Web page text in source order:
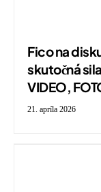
Fico na
skutočná
VIDEO,
21. apríla 2026